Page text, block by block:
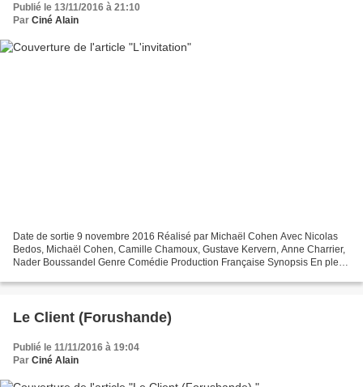
Publié le 13/11/2016 à 21:10
Par Ciné Alain
Date de sortie 9 novembre 2016 Réalisé par Michaël Cohen Avec Nicolas
Bedos, Michaël Cohen, Camille Chamoux, Gustave Kervern, Anne Charrier,
Nader Boussandel Genre Comédie Production Française Synopsis En plein
Le Client (Forushande)
Publié le 11/11/2016 à 19:04
Par Ciné Alain